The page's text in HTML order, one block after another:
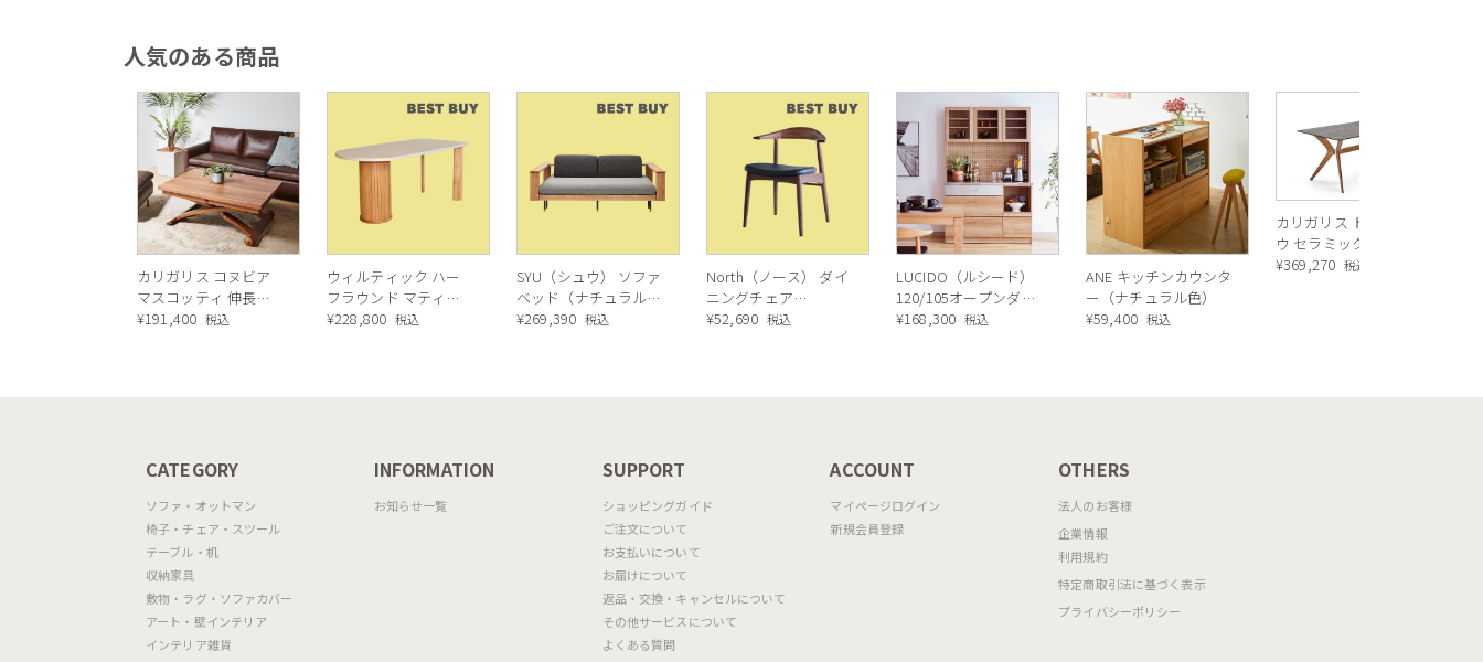
人気のある商品
カリガリス コヌビア
マスコッティ 伸長・
昇降式テーブル ／
¥191,400 税込
ウィルティック ハー
フラウンド マティエ
ラ塗装 ダイニングテ
¥228,800 税込
SYU（シュウ） ソファ
ベッド（ナチュラル）
190cm
¥269,390 税込
North（ノース） ダイ
ニングチェア
AC02（ウォールナッ
¥52,690 税込
LUCIDO（ルシード）
120/105オープンダイ
ニングボード ナチュ
¥168,300 税込
ANE キッチンカウンタ
ー（ナチュラル色）
¥59,400 税込
カリガリス トウキョ
ウ セラミック ダイニ
ングテーブル ／
¥369,270 税込
CATEGORY
ソファ・オットマン
椅子・チェア・スツール
テーブル・机
収納家具
敷物・ラグ・ソファカバー
アート・壁インテリア
インテリア雑貨
INFORMATION
お知らせ一覧
SUPPORT
ショッピングガイド
ご注文について
お支払いについて
お届けについて
返品・交換・キャンセルについて
その他サービスについて
よくある質問
ACCOUNT
マイページログイン
新規会員登録
OTHERS
法人のお客様
企業情報
利用規約
特定商取引法に基づく表示
プライバシーポリシー